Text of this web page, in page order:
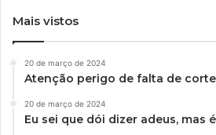
Mais vistos
20 de março de 2024
Atenção perigo de falta de corte
20 de março de 2024
Eu sei que dói dizer adeus, mas